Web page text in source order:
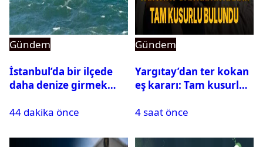
Gündem
İstanbul’da bir ilçede
daha denize girmek
44 dakika önce
Gündem
Yargıtay’dan ter kokan
eş kararı: Tam kusurlu
4 saat önce